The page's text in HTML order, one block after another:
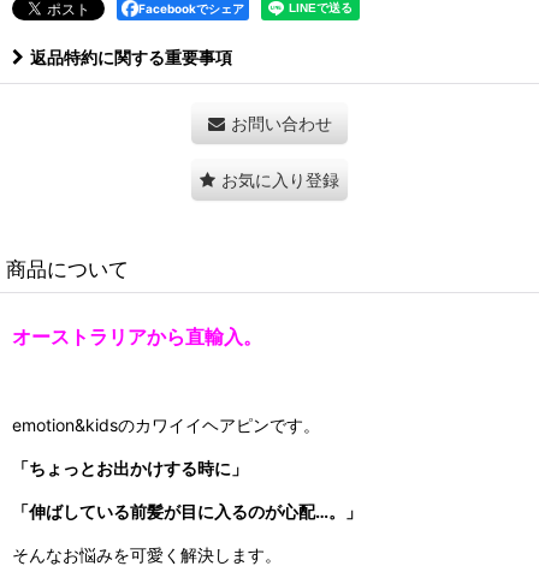
Facebookでシェア
返品特約に関する重要事項
お問い合わせ
お気に入り登録
商品について
オーストラリアから直輸入。
emotion&kidsのカワイイヘアピンです。
「ちょっとお出かけする時に」
「伸ばしている前髪が目に入るのが心配…。」
そんなお悩みを可愛く解決します。